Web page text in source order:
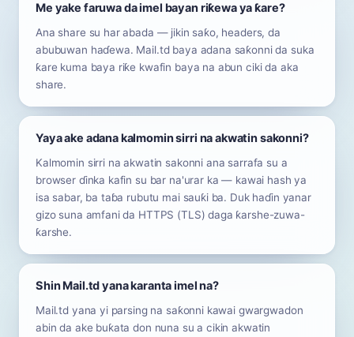
Me yake faruwa da imel bayan riƙewa ya ƙare?
Ana share su har abada — jikin saƙo, headers, da
abubuwan haɗewa. Mail.td baya adana saƙonni da suka
ƙare kuma baya riƙe kwafin baya na abun ciki da aka
share.
Yaya ake adana kalmomin sirri na akwatin sakonni?
Kalmomin sirri na akwatin sakonni ana sarrafa su a
browser ɗinka kafin su bar na'urar ka — kawai hash ya
isa sabar, ba taɓa rubutu mai sauƙi ba. Duk haɗin yanar
gizo suna amfani da HTTPS (TLS) daga ƙarshe-zuwa-
ƙarshe.
Shin Mail.td yana karanta imel na?
Mail.td yana yi parsing na saƙonni kawai gwargwadon
abin da ake buƙata don nuna su a cikin akwatin